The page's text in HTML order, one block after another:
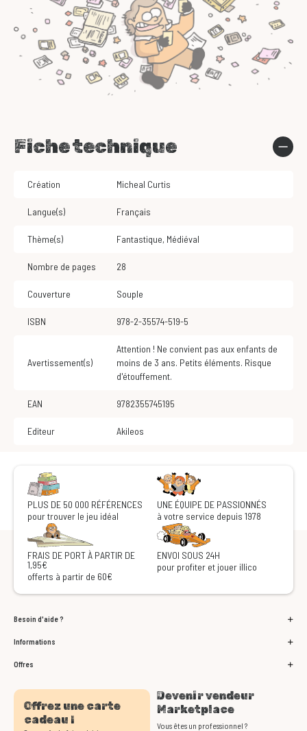
Fiche technique
Création Micheal Curtis
Langue(s) Français
Thème(s) Fantastique, Médiéval
Nombre de pages 28
Couverture Souple
ISBN 978-2-35574-519-5
Avertissement(s)
Attention ! Ne convient pas aux enfants de
moins de 3 ans. Petits éléments. Risque
d'étouffement.
EAN 9782355745195
Editeur Akileos
PLUS DE 50 000 RÉFÉRENCES
pour trouver le jeu idéal
UNE ÉQUIPE DE PASSIONNÉS
à votre service depuis 1978
FRAIS DE PORT À PARTIR DE
1,95€
offerts à partir de 60€
ENVOI SOUS 24H
pour profiter et jouer illico
Besoin d'aide ?
Informations
Offres
Offrez une carte
cadeau !
Devenir vendeur
Marketplace
Vous êtes un professionnel ?